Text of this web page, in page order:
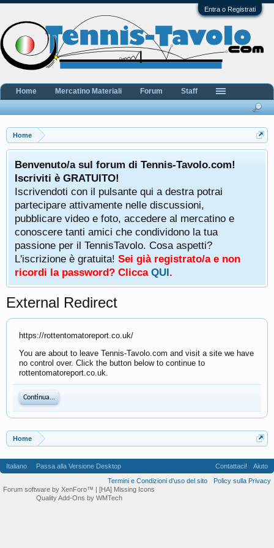
Entra o Registrati
Home
Benvenuto/a sul forum di Tennis-Tavolo.com!
Iscriviti è GRATUITO!
Iscrivendoti con il pulsante qui a destra potrai
partecipare attivamente nelle discussioni,
pubblicare video e foto, accedere al mercatino e
conoscere tanti amici che condividono la tua
passione per il TennisTavolo. Cosa aspetti?
L'iscrizione è gratuita! Sei già registrato/a e non
ricordi la password? Clicca QUI.
External Redirect
https://rottentomatoreport.co.uk/
You are about to leave Tennis-Tavolo.com and visit a site we have
no control over. Click the button below to continue to
rottentomatoreport.co.uk.
Continua...
Home
Home Mercatino Materiali Forum Staff
Italiano Passa alla Versione Desktop Contattaci!
Aiuto
Termini e Condizioni d'uso del sito
Policy sulla Privacy
Forum software by XenForo™ | [HA] Missing Icons
Quality Add-Ons by WMTech